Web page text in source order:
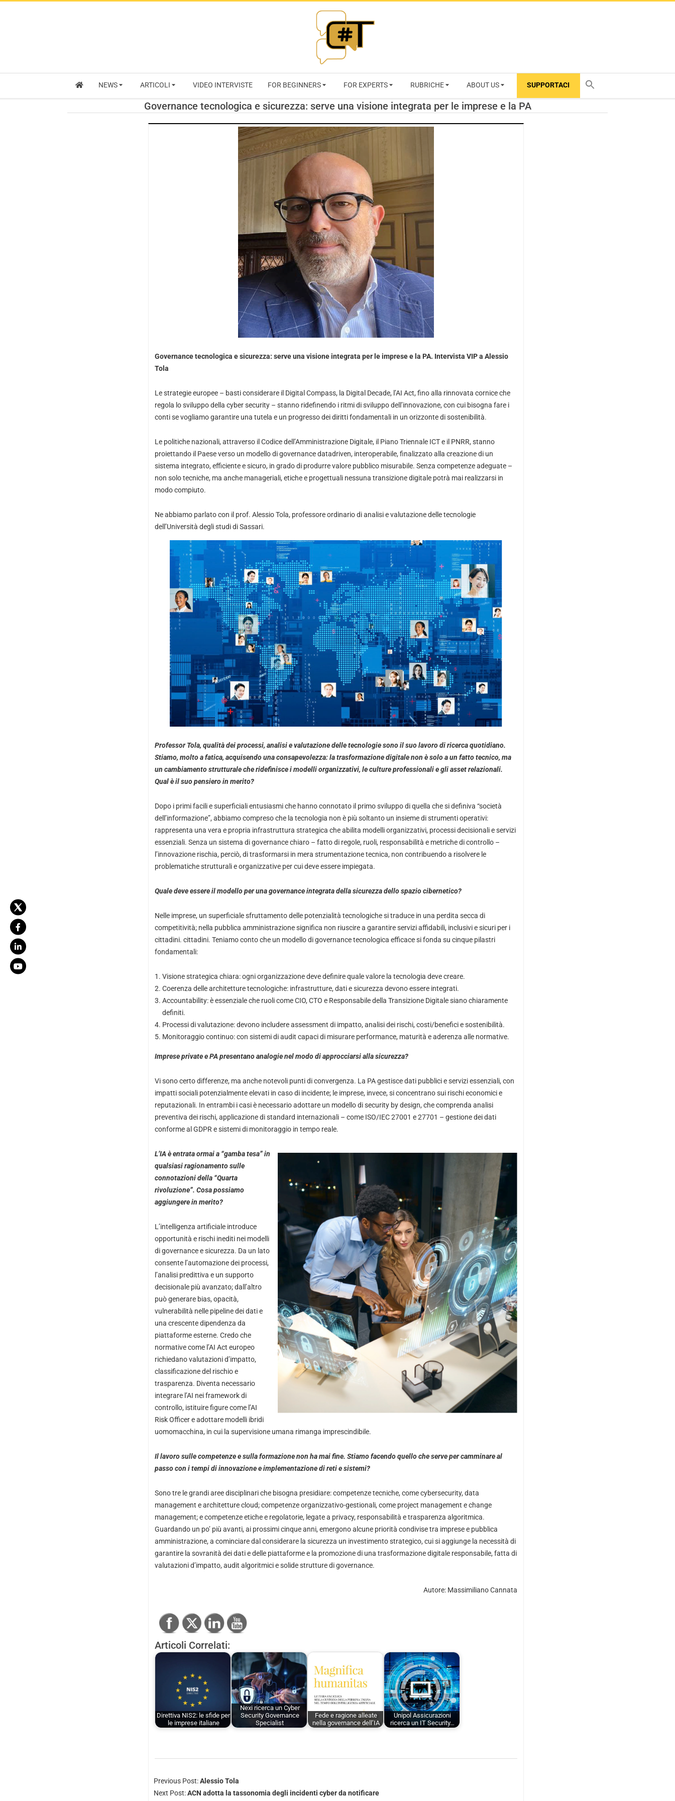
RIVISTA
CYBERSECURITY
TRENDS
NEWS ARTICOLI VIDEO INTERVISTE FOR BEGINNERS FOR EXPERTS RUBRICHE ABOUT US SUPPORTACI
Governance tecnologica e sicurezza: serve una visione integrata per le imprese e la PA
Governance tecnologica e sicurezza: serve una visione integrata per le imprese e la PA. Intervista VIP a Alessio
Tola
Le strategie europee – basti considerare il Digital Compass, la Digital Decade, l’AI Act, fino alla rinnovata cornice che
regola lo sviluppo della cyber security – stanno ridefinendo i ritmi di sviluppo dell’innovazione, con cui bisogna fare i
conti se vogliamo garantire una tutela e un progresso dei diritti fondamentali in un orizzonte di sostenibilità.
Le politiche nazionali, attraverso il Codice dell’Amministrazione Digitale, il Piano Triennale ICT e il PNRR, stanno
proiettando il Paese verso un modello di governance datadriven, interoperabile, finalizzato alla creazione di un
sistema integrato, efficiente e sicuro, in grado di produrre valore pubblico misurabile. Senza competenze adeguate –
non solo tecniche, ma anche manageriali, etiche e progettuali nessuna transizione digitale potrà mai realizzarsi in
modo compiuto.
Ne abbiamo parlato con il prof. Alessio Tola, professore ordinario di analisi e valutazione delle tecnologie
dell’Università degli studi di Sassari.
Professor Tola, qualità dei processi, analisi e valutazione delle tecnologie sono il suo lavoro di ricerca quotidiano.
Stiamo, molto a fatica, acquisendo una consapevolezza: la trasformazione digitale non è solo a un fatto tecnico, ma
un cambiamento strutturale che ridefinisce i modelli organizzativi, le culture professionali e gli asset relazionali.
Qual è il suo pensiero in merito?
Dopo i primi facili e superficiali entusiasmi che hanno connotato il primo sviluppo di quella che si definiva “società
dell’informazione”, abbiamo compreso che la tecnologia non è più soltanto un insieme di strumenti operativi:
rappresenta una vera e propria infrastruttura strategica che abilita modelli organizzativi, processi decisionali e servizi
essenziali. Senza un sistema di governance chiaro – fatto di regole, ruoli, responsabilità e metriche di controllo –
l’innovazione rischia, perciò, di trasformarsi in mera strumentazione tecnica, non contribuendo a risolvere le
problematiche strutturali e organizzative per cui deve essere impiegata.
Quale deve essere il modello per una governance integrata della sicurezza dello spazio cibernetico?
Nelle imprese, un superficiale sfruttamento delle potenzialità tecnologiche si traduce in una perdita secca di
competitività; nella pubblica amministrazione significa non riuscire a garantire servizi affidabili, inclusivi e sicuri per i
cittadini. cittadini. Teniamo conto che un modello di governance tecnologica efficace si fonda su cinque pilastri
fondamentali:
Visione strategica chiara: ogni organizzazione deve definire quale valore la tecnologia deve creare.
Coerenza delle architetture tecnologiche: infrastrutture, dati e sicurezza devono essere integrati.
Accountability: è essenziale che ruoli come CIO, CTO e Responsabile della Transizione Digitale siano chiaramente
definiti.
Processi di valutazione: devono includere assessment di impatto, analisi dei rischi, costi/benefici e sostenibilità.
Monitoraggio continuo: con sistemi di audit capaci di misurare performance, maturità e aderenza alle normative.
Imprese private e PA presentano analogie nel modo di approcciarsi alla sicurezza?
Vi sono certo differenze, ma anche notevoli punti di convergenza. La PA gestisce dati pubblici e servizi essenziali, con
impatti sociali potenzialmente elevati in caso di incidente; le imprese, invece, si concentrano sui rischi economici e
reputazionali. In entrambi i casi è necessario adottare un modello di security by design, che comprenda analisi
preventiva dei rischi, applicazione di standard internazionali – come ISO/IEC 27001 e 27701 – gestione dei dati
conforme al GDPR e sistemi di monitoraggio in tempo reale.
L’IA è entrata ormai a “gamba tesa” in
qualsiasi ragionamento sulle
connotazioni della “Quarta
rivoluzione”. Cosa possiamo
aggiungere in merito?
L’intelligenza artificiale introduce
opportunità e rischi inediti nei modelli
di governance e sicurezza. Da un lato
consente l’automazione dei processi,
l’analisi predittiva e un supporto
decisionale più avanzato; dall’altro
può generare bias, opacità,
vulnerabilità nelle pipeline dei dati e
una crescente dipendenza da
piattaforme esterne. Credo che
normative come l’AI Act europeo
richiedano valutazioni d’impatto,
classificazione del rischio e
trasparenza. Diventa necessario
integrare l’AI nei framework di
controllo, istituire figure come l’AI
Risk Officer e adottare modelli ibridi
uomomacchina, in cui la supervisione umana rimanga imprescindibile.
Il lavoro sulle competenze e sulla formazione non ha mai fine. Stiamo facendo quello che serve per camminare al
passo con i tempi di innovazione e implementazione di reti e sistemi?
Sono tre le grandi aree disciplinari che bisogna presidiare: competenze tecniche, come cybersecurity, data
management e architetture cloud; competenze organizzativo-gestionali, come project management e change
management; e competenze etiche e regolatorie, legate a privacy, responsabilità e trasparenza algoritmica.
Guardando un po’ più avanti, ai prossimi cinque anni, emergono alcune priorità condivise tra imprese e pubblica
amministrazione, a cominciare dal considerare la sicurezza un investimento strategico, cui si aggiunge la necessità di
garantire la sovranità dei dati e delle piattaforme e la promozione di una trasformazione digitale responsabile, fatta di
valutazioni d’impatto, audit algoritmici e solide strutture di governance.
Autore: Massimiliano Cannata
Articoli Correlati:
Direttiva NIS2: le sfide per
le imprese italiane
Nexi ricerca un Cyber
Security Governance
Specialist
Fede e ragione alleate
nella governance dell’IA
Unipol Assicurazioni
ricerca un IT Security…
Previous Post:Alessio Tola
Next Post:ACN adotta la tassonomia degli incidenti cyber da notificare